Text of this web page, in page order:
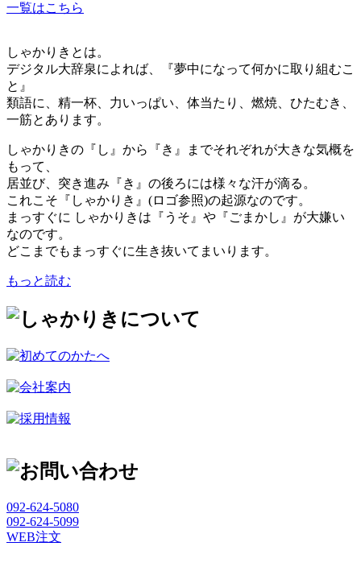
一覧はこちら
しゃかりきとは。
デジタル大辞泉によれば、『夢中になって何かに取り組むこ
と』
類語に、精一杯、力いっぱい、体当たり、燃焼、ひたむき、
一筋とあります。
しゃかりきの『し』から『き』までそれぞれが大きな気概を
もって、
居並び、突き進み『き』の後ろには様々な汗が滴る。
これこそ『しゃかりき』(ロゴ参照)の起源なのです。
まっすぐに しゃかりきは『うそ』や『ごまかし』が大嫌い
なのです。
どこまでもまっすぐに生き抜いてまいります。
もっと読む
092-624-5080
092-624-5099
WEB注文